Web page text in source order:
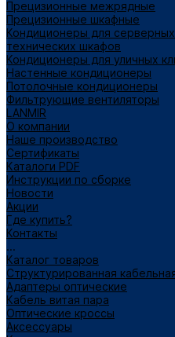
Прецизионные межрядные
Прецизионные шкафные
Кондиционеры для
технических шкафов
Кондиционеры для уличных
Настенные кондиционеры
Потолочные кондиционеры
Фильтрующие вентиляторы
LANMIR
О компании
Наше производство
Сертификаты
Каталоги PDF
Инструкции по сборке
Новости
Акции
Где купить?
Контакты
...
Каталог товаров
Структурированная
Адаптеры оптические
Кабель витая пара
Оптические кроссы
Аксессуары